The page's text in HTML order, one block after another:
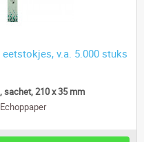
v.a. 5.000 stuks
sachet, 210 x 35 mm